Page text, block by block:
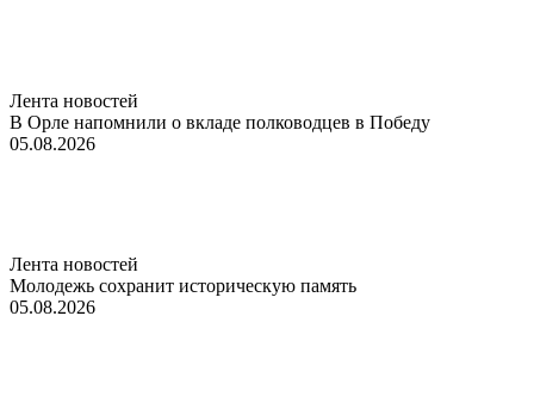
Лента новостей
В Орле напомнили о вкладе полководцев в Победу
05.08.2026
Лента новостей
Молодежь сохранит историческую память
05.08.2026